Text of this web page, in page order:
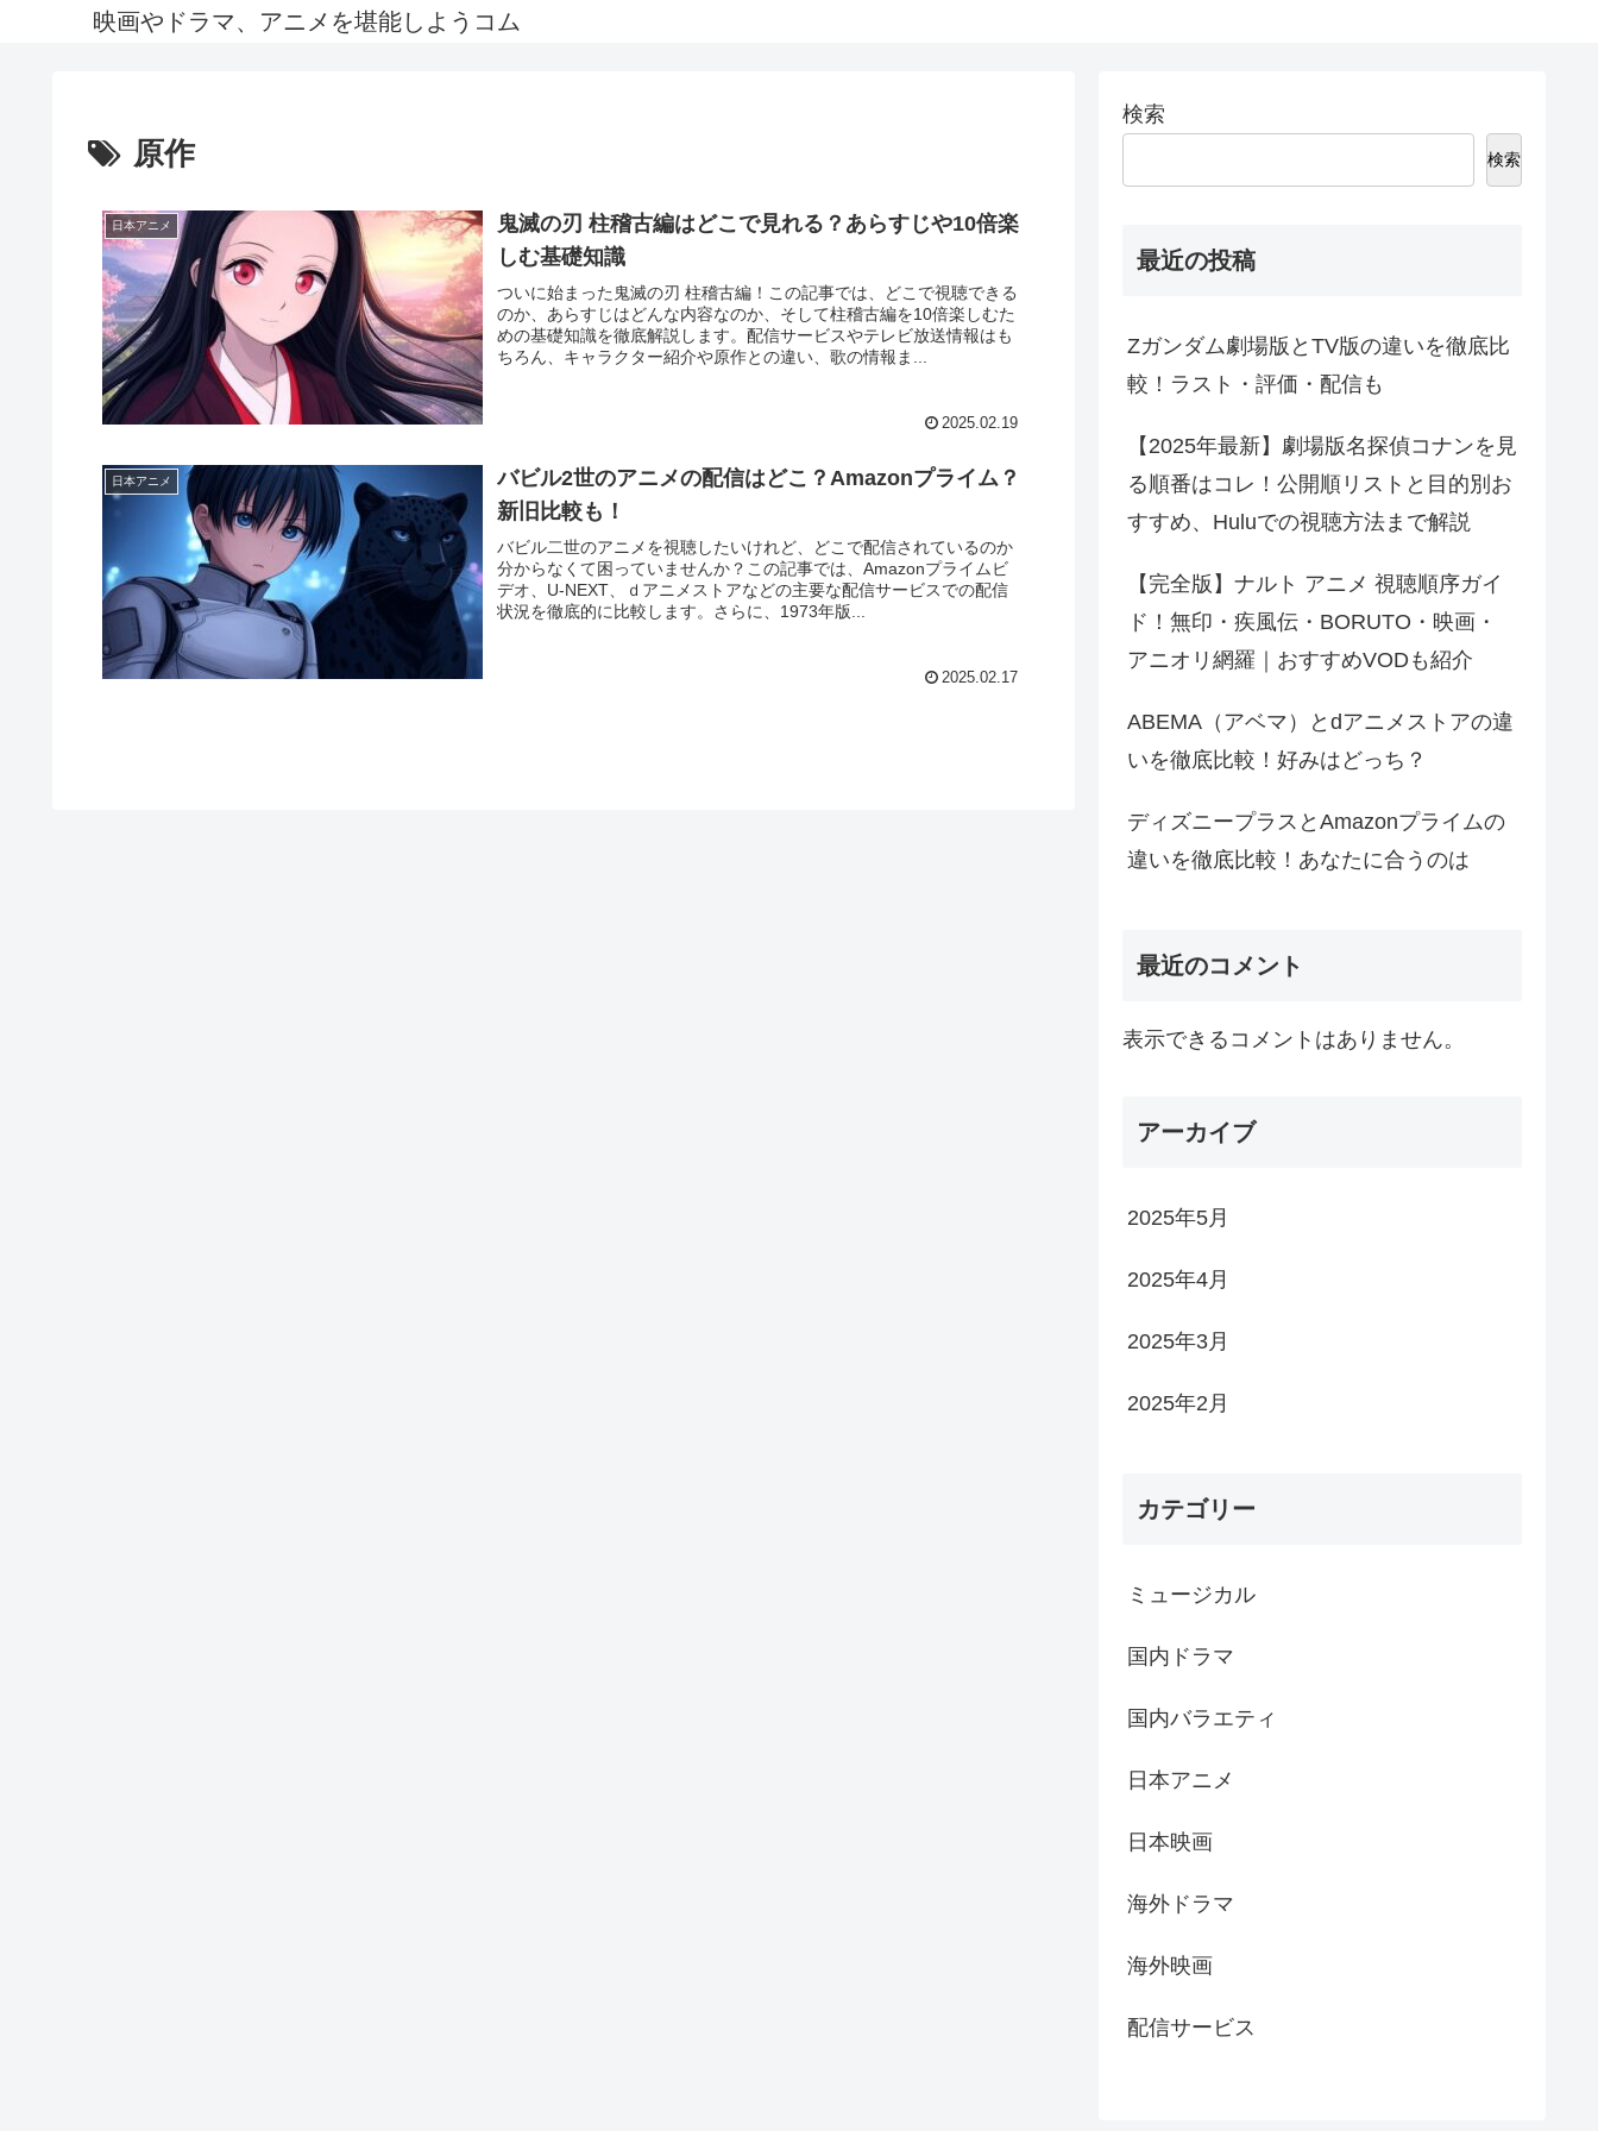
映画やドラマ、アニメを堪能しようコム
原作
日本アニメ
鬼滅の刃 柱稽古編はどこで見れる？あらすじや10倍楽
しむ基礎知識
ついに始まった鬼滅の刃 柱稽古編！この記事では、どこで視聴できる
のか、あらすじはどんな内容なのか、そして柱稽古編を10倍楽しむた
めの基礎知識を徹底解説します。配信サービスやテレビ放送情報はも
ちろん、キャラクター紹介や原作との違い、歌の情報ま...
2025.02.19
日本アニメ
バビル2世のアニメの配信はどこ？Amazonプライム？
新旧比較も！
バビル二世のアニメを視聴したいけれど、どこで配信されているのか
分からなくて困っていませんか？この記事では、Amazonプライムビ
デオ、U-NEXT、ｄアニメストアなどの主要な配信サービスでの配信
状況を徹底的に比較します。さらに、1973年版...
2025.02.17
検索
検索
最近の投稿
Zガンダム劇場版とTV版の違いを徹底比
較！ラスト・評価・配信も
【2025年最新】劇場版名探偵コナンを見
る順番はコレ！公開順リストと目的別お
すすめ、Huluでの視聴方法まで解説
【完全版】ナルト アニメ 視聴順序ガイ
ド！無印・疾風伝・BORUTO・映画・
アニオリ網羅｜おすすめVODも紹介
ABEMA（アベマ）とdアニメストアの違
いを徹底比較！好みはどっち？
ディズニープラスとAmazonプライムの
違いを徹底比較！あなたに合うのは
最近のコメント
表示できるコメントはありません。
アーカイブ
2025年5月
2025年4月
2025年3月
2025年2月
カテゴリー
ミュージカル
国内ドラマ
国内バラエティ
日本アニメ
日本映画
海外ドラマ
海外映画
配信サービス